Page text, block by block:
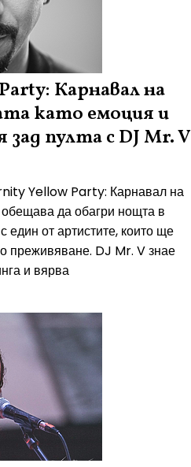
Карнавал на
като емоция и
зад пулта с DJ Mr. V
Yellow Party: Карнавал на
обещава да обагри нощта в
от артистите, които ще
преживяване. DJ Mr. V знае
и вярва